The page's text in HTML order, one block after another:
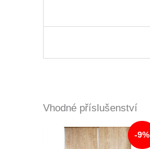
Vhodné příslušenství
-9%